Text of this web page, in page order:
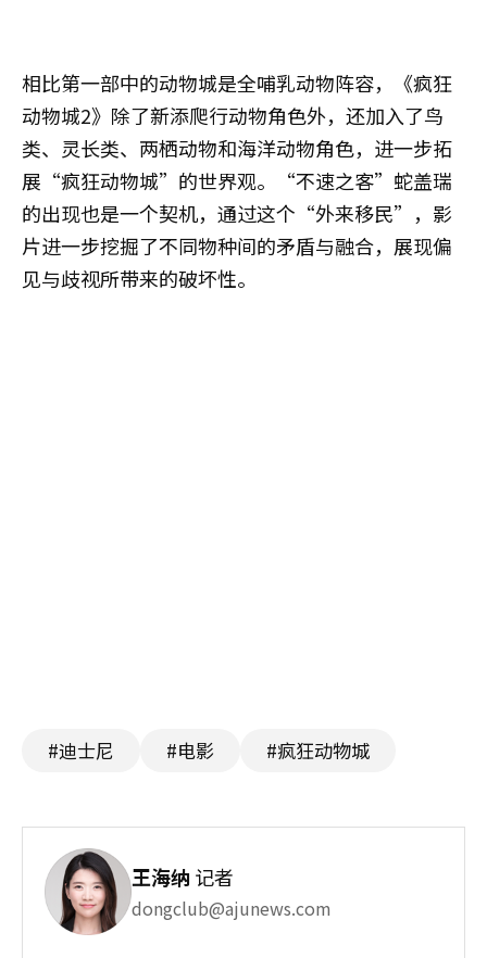
相比第一部中的动物城是全哺乳动物阵容，《疯狂
动物城2》除了新添爬行动物角色外，还加入了鸟
类、灵长类、两栖动物和海洋动物角色，进一步拓
展“疯狂动物城”的世界观。“不速之客”蛇盖瑞
的出现也是一个契机，通过这个“外来移民”，影
片进一步挖掘了不同物种间的矛盾与融合，展现偏
见与歧视所带来的破坏性。
#迪士尼 #电影 #疯狂动物城
王海纳 记者
dongclub@ajunews.com